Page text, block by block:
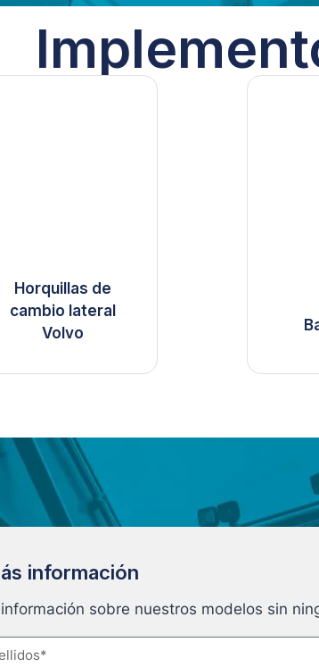
Horquillas de
cambio lateral
Volvo
información
sobre nuestros modelos sin